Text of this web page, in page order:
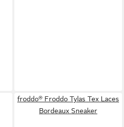
froddo® Froddo Tylas Tex Laces
Bordeaux Sneaker